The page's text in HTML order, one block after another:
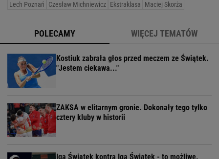
Lech Poznań Czesław Michniewicz Ekstraklasa Maciej Skorża
POLECAMY WIĘCEJ TEMATÓW
Kostiuk zabrała głos przed meczem ze Świątek.
"Jestem ciekawa..."
ZAKSA w elitarnym gronie. Dokonały tego tylko
cztery kluby w historii
Iga Świątek kontra Iga Świątek - to możliwe.